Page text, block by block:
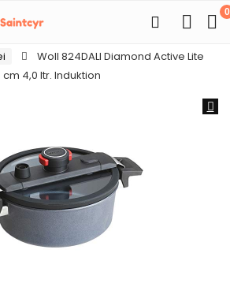
0
Woll 824DALI Diamond Active Lite
4,0 ltr. Induktion